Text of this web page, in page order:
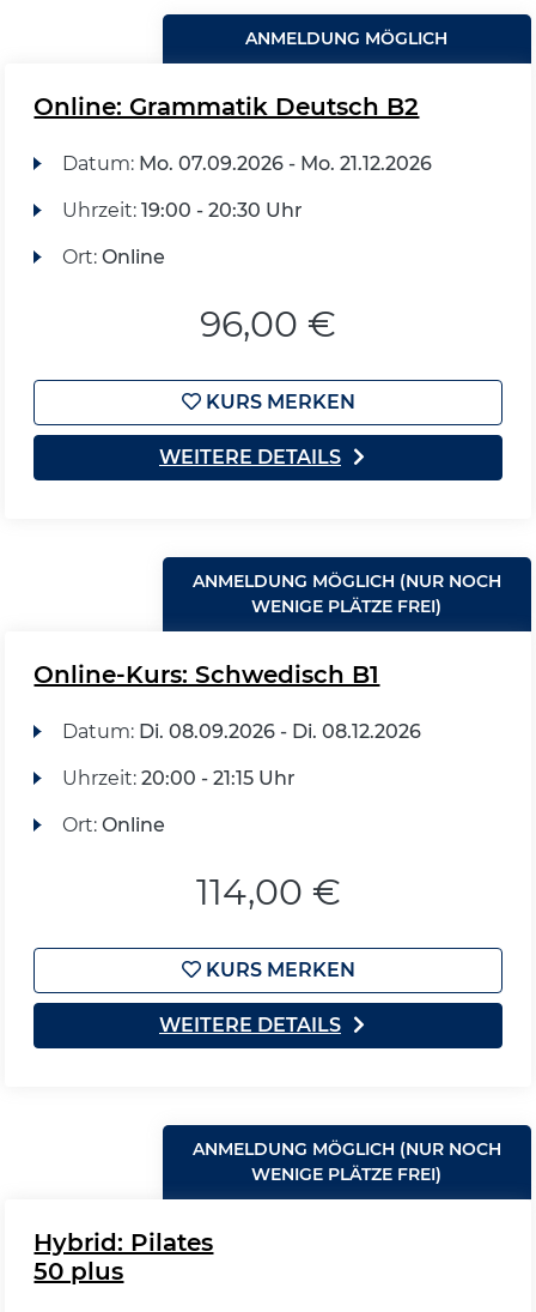
ANMELDUNG MÖGLICH
Online: Grammatik Deutsch B2
Datum: Mo. 07.09.2026 - Mo. 21.12.2026
Uhrzeit: 19:00 - 20:30 Uhr
Ort: Online
96,00 €
KURS MERKEN
WEITERE DETAILS
ANMELDUNG MÖGLICH (NUR NOCH
WENIGE PLÄTZE FREI)
Online-Kurs: Schwedisch B1
Datum: Di. 08.09.2026 - Di. 08.12.2026
Uhrzeit: 20:00 - 21:15 Uhr
Ort: Online
114,00 €
KURS MERKEN
WEITERE DETAILS
ANMELDUNG MÖGLICH (NUR NOCH
WENIGE PLÄTZE FREI)
Hybrid: Pilates
50 plus